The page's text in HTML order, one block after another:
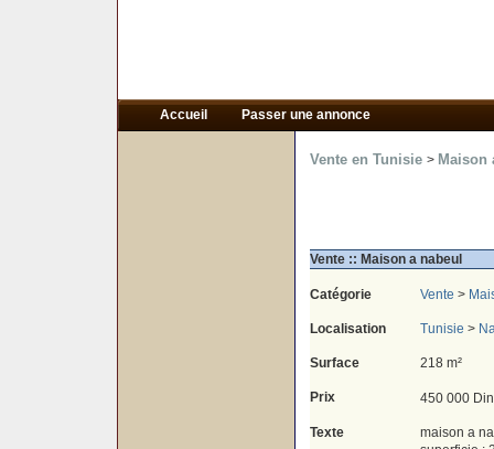
Accueil Passer une annonce
Vente en Tunisie > Maison
Vente :: Maison a nabeul
Catégorie Vente >
Localisation Tunisie >
Surface 218 m²
Prix 450 000
Texte
maison a